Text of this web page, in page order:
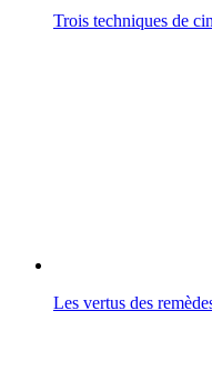
Trois techniques de
Les vertus des